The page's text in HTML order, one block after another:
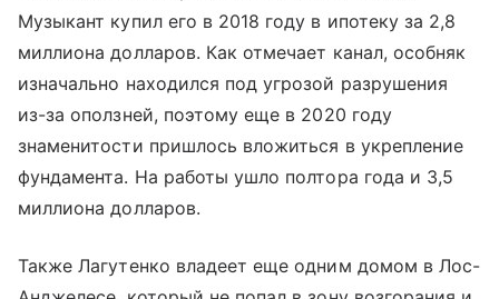
Музыкант купил его в 2018 году в ипотеку за 2,8
миллиона долларов. Как отмечает канал, особняк
изначально находился под угрозой разрушения
из-за оползней, поэтому еще в 2020 году
знаменитости пришлось вложиться в укрепление
фундамента. На работы ушло полтора года и 3,5
миллиона долларов.
Также Лагутенко владеет еще одним домом в Лос-